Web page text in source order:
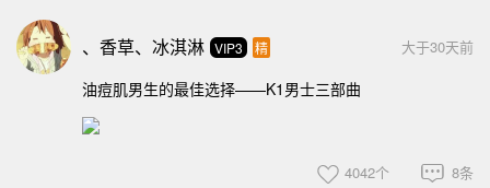
、香草、冰淇淋 VIP3 精 大于30天前
油痘肌男生的最佳选择——K1男士三部曲
8条
4042个